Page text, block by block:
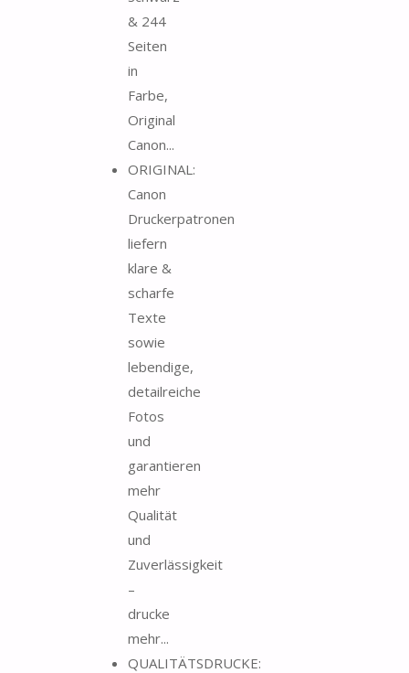
& 244
Seiten
in
Farbe,
Original
Canon...
ORIGINAL:
Canon
Druckerpatronen
liefern
klare &
scharfe
Texte
sowie
lebendige,
detailreiche
Fotos
und
garantieren
mehr
Qualität
und
Zuverlässigkeit
–
drucke
mehr...
QUALITÄTSDRUCKE: